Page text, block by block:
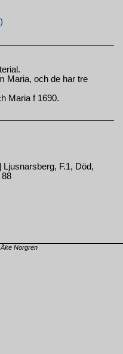
Maria, och de har tre
Maria f 1690.
F.1, Död,
88
Åke Norgren